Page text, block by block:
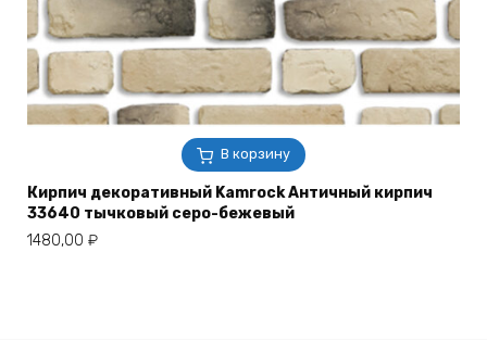
В корзину
Кирпич декоративный Kamrock Античный кирпич
33640 тычковый серо-бежевый
1480,00 ₽